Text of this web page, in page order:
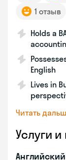
1 отзыв
Holds a
English
Lives in
Читать
Услуги